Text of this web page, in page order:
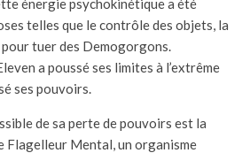
énergie psychokinétique a été
telles que le contrôle des objets, la
tuer des Demogorgons.
a poussé ses limites à l’extrême
ses pouvoirs.
de sa perte de pouvoirs est la
Flagelleur Mental, un organisme